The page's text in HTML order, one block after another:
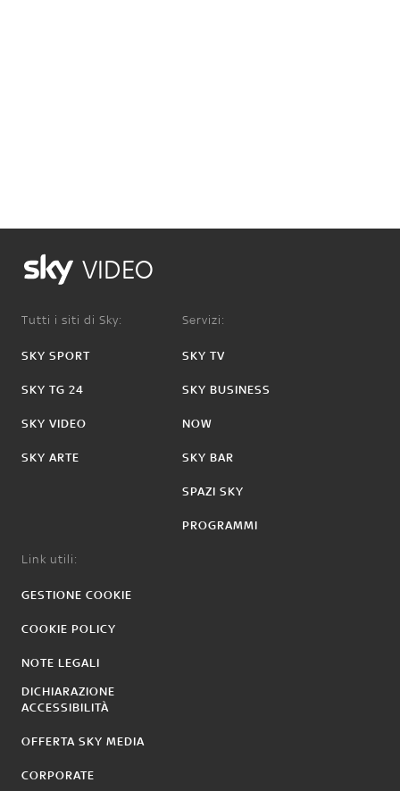
VIDEO
Tutti i siti di Sky:
SKY SPORT
SKY TG 24
SKY VIDEO
SKY ARTE
Servizi:
SKY TV
SKY BUSINESS
NOW
SKY BAR
SPAZI SKY
PROGRAMMI
Link utili:
GESTIONE COOKIE
COOKIE POLICY
NOTE LEGALI
DICHIARAZIONE
ACCESSIBILITÀ
OFFERTA SKY MEDIA
CORPORATE